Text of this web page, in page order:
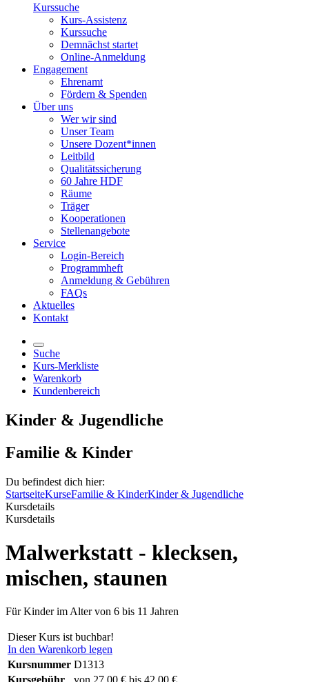
Kurssuche
Kurs-Assistenz
Kurssuche
Demnächst startet
Online-Anmeldung
Engagement
Ehrenamt
Fördern & Spenden
Über uns
Wer wir sind
Unser Team
Unsere Dozent*innen
Leitbild
Qualitätssicherung
60 Jahre HDF
Räume
Träger
Kooperationen
Stellenangebote
Service
Login-Bereich
Programmheft
Anmeldung & Gebühren
FAQs
Aktuelles
Kontakt
Suche
Kurs-Merkliste
Warenkorb
Kundenbereich
Kinder & Jugendliche
Familie & Kinder
Du befindest dich hier:
StartseiteKurseFamilie & KinderKinder & Jugendliche
Kursdetails
Kursdetails
Malwerkstatt - klecksen,
mischen, staunen
Für Kinder im Alter von 6 bis 11 Jahren
Dieser Kurs ist buchbar!
In den Warenkorb legen
Kursnummer D1313